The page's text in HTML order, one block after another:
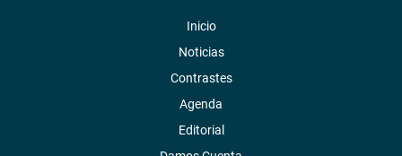
Inicio
Noticias
Contrastes
Agenda
Editorial